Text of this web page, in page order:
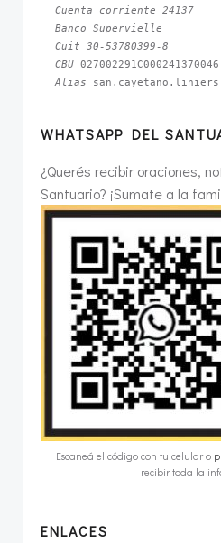
Cuenta corriente 24137
Banco Supervielle
Cuit 30-53780399-8
CBU
Alias san.cayetano.liniers
WHATSAPP DEL
¿Querés recibir oraciones,
Santuario? ¡Sumate a la
Escaneá el código con tu celular o
recibir toda la
ENLACES